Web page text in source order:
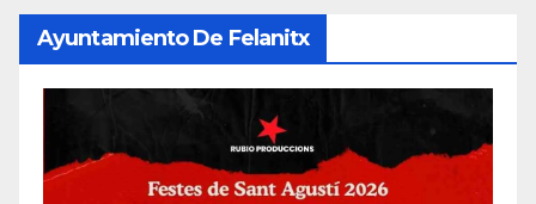
Ayuntamiento De Felanitx